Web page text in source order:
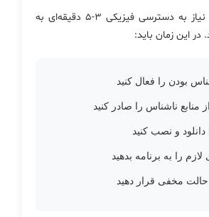
برای نصب برنامه، نیاز به دسترسی فیزیکی ۳-۵ دقیقه‌ای به
این زمان باید:
بودن را فعال کنید
منابع ناشناس را صادر کنید
را به برنامه بدهید
حالت مخفی قرار دهید